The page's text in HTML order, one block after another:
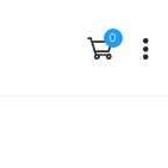
0